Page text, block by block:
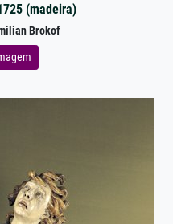
(madeira)
Brokof